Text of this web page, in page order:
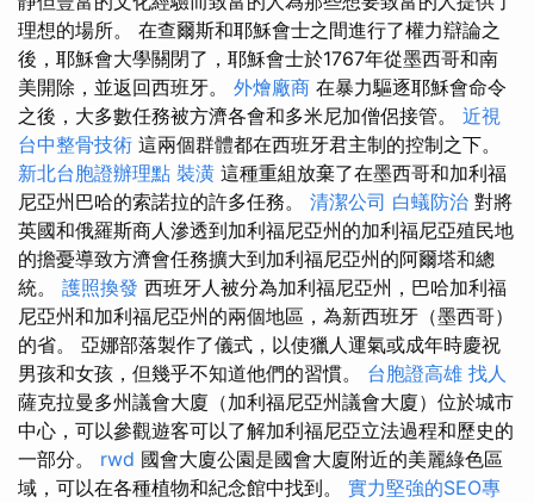
理想的場所。 在查爾斯和耶穌會士之間進行了權力辯論之
後，耶穌會大學關閉了，耶穌會士於1767年從墨西哥和南
美開除，並返回西班牙。 外燴廠商 在暴力驅逐耶穌會命令
之後，大多數任務被方濟各會和多米尼加僧侶接管。 近視
台中整骨技術 這兩個群體都在西班牙君主制的控制之下。
新北台胞證辦理點 裝潢 這種重組放棄了在墨西哥和加利福
尼亞州巴哈的索諾拉的許多任務。 清潔公司 白蟻防治 對將
英國和俄羅斯商人滲透到加利福尼亞州的加利福尼亞殖民地
的擔憂導致方濟會任務擴大到加利福尼亞州的阿爾塔和總
統。 護照換發 西班牙人被分為加利福尼亞州，巴哈加利福
尼亞州和加利福尼亞州的兩個地區，為新西班牙（墨西哥）
的省。 亞娜部落製作了儀式，以使獵人運氣或成年時慶祝
男孩和女孩，但幾乎不知道他們的習慣。 台胞證高雄 找人
薩克拉曼多州議會大廈（加利福尼亞州議會大廈）位於城市
中心，可以參觀遊客可以了解加利福尼亞立法過程和歷史的
一部分。 rwd 國會大廈公園是國會大廈附近的美麗綠色區
域，可以在各種植物和紀念館中找到。 實力堅強的SEO專